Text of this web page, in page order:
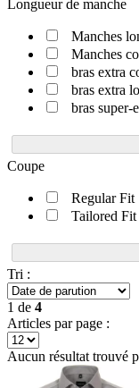
Longueur de manche
Manches
Manches
bras extra
bras extra
bras super-
Coupe
Regular Fit
Tailored Fit
Tri :
1 de 4
Articles par page :
Aucun résultat trouvé